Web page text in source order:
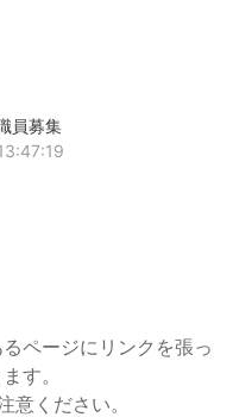
員募集
ページにリンクを張っ
す。
意ください。